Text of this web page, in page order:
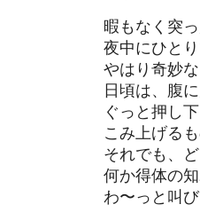
暇もなく突
夜中にひと
やはり奇妙
日頃は、腹
ぐっと押し
こみ上げる
それでも、
何か得体の
わ〜っと叫